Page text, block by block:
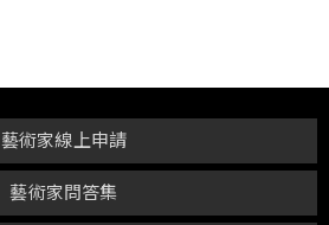
藝術家問答集
藝術家線上申請